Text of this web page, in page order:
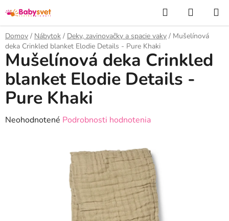
na
obsah
Hľadať
KOŠÍK
Domov / Nábytok / Deky, zavinovačky a spacie vaky / Mušelínová
deka Crinkled blanket Elodie Details - Pure Khaki
Mušelínová deka Crinkled
blanket Elodie Details -
Pure Khaki
Priemerné
Neohodnotené Podrobnosti hodnotenia